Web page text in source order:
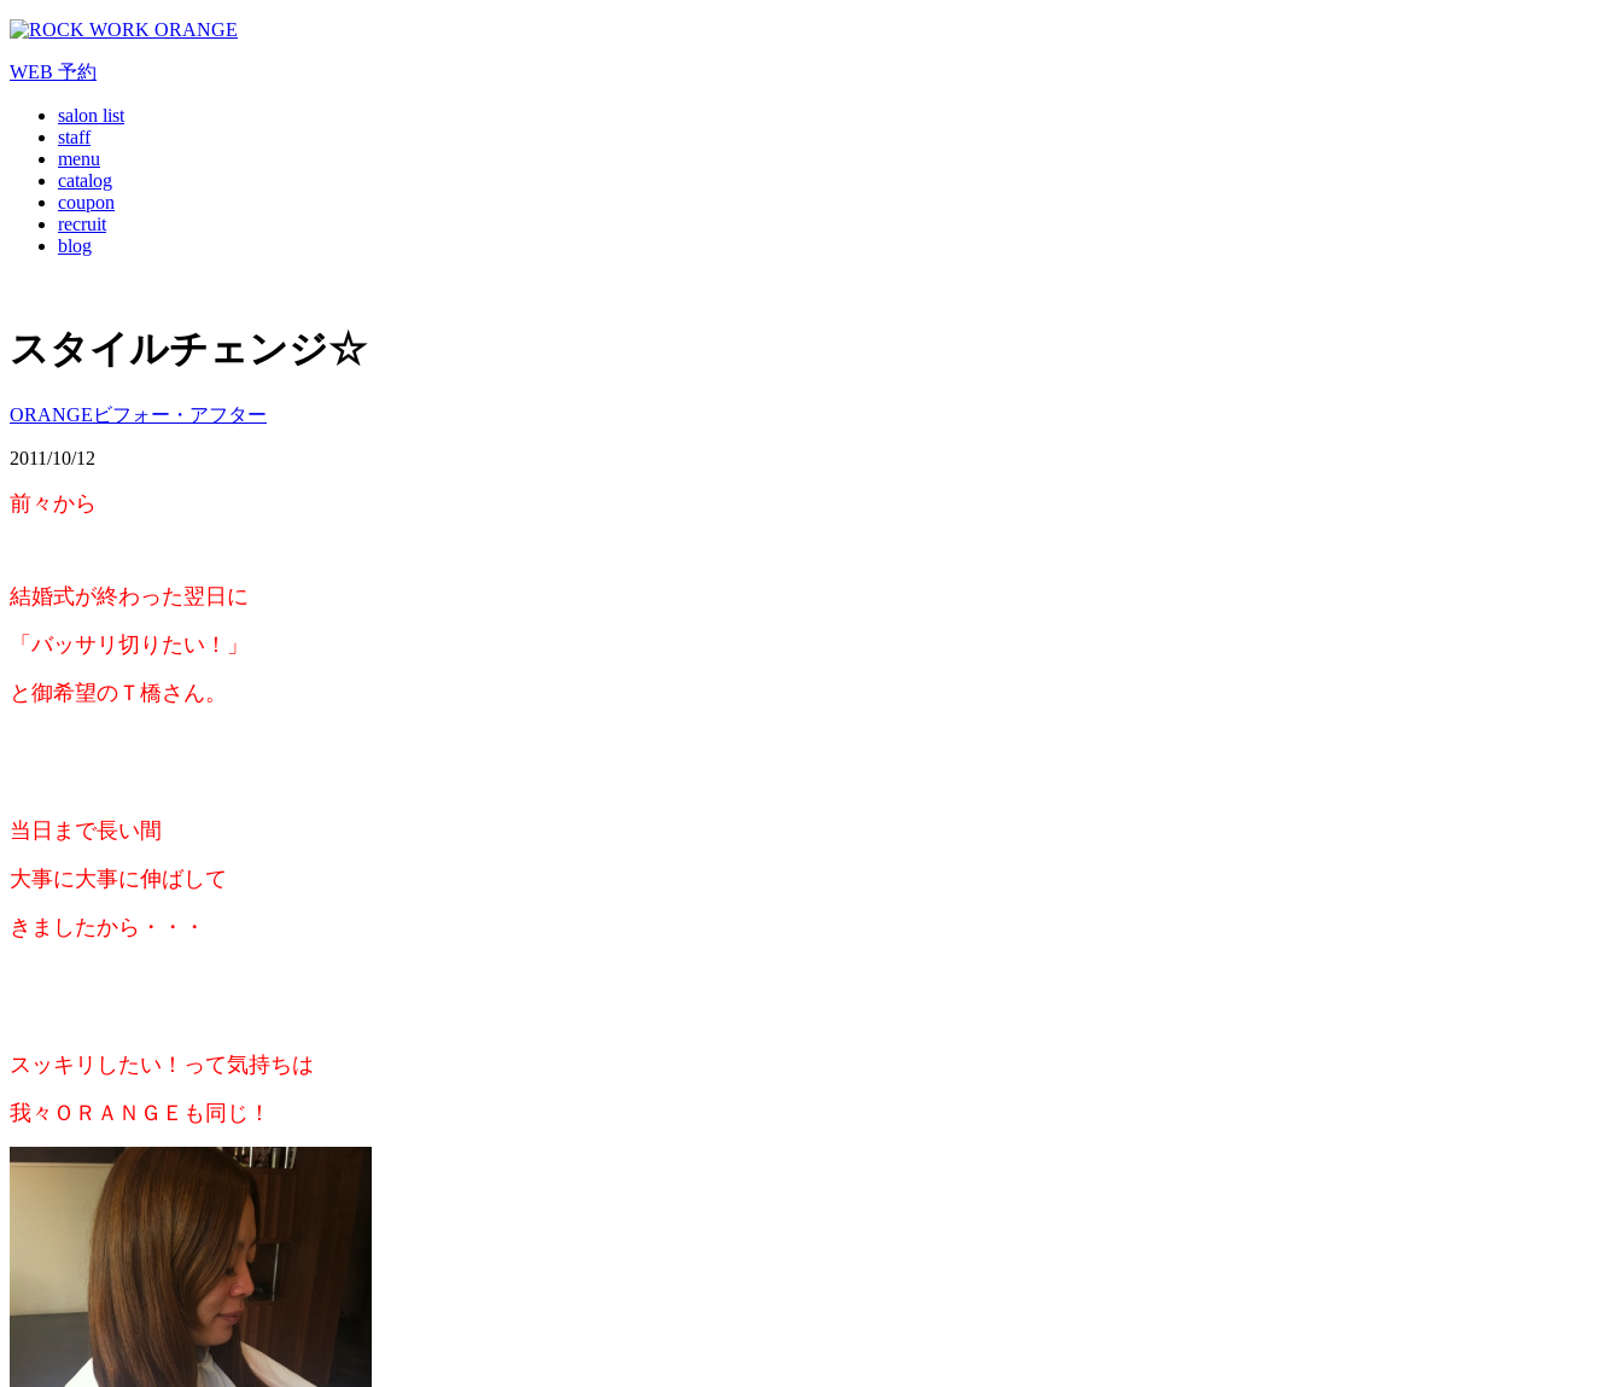
WEB 予約
salon list
staff
menu
catalog
coupon
recruit
blog
スタイルチェンジ☆
ORANGEビフォー・アフター
2011/10/12
前々から
結婚式が終わった翌日に
「バッサリ切りたい！」
と御希望のＴ橋さん。
当日まで長い間
大事に大事に伸ばして
きましたから・・・
スッキリしたい！って気持ちは
我々ＯＲＡＮＧＥも同じ！